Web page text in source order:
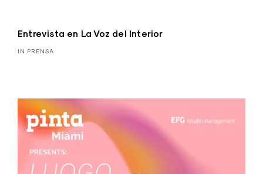
Entrevista en La Voz del Interior
IN PRENSA